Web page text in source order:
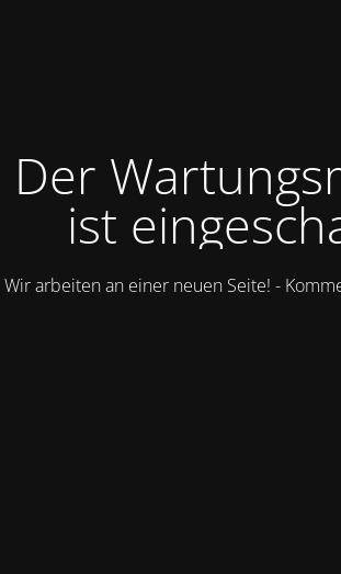
Der
ist
Wir arbeiten an einer neuen Seite! -